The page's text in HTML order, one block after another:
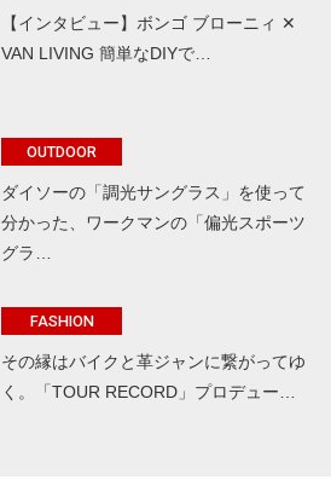
【インタビュー】ボンゴ ブローニィ ✕
VAN LIVING 簡単なDIYで…
OUTDOOR
ダイソーの「調光サングラス」を使って
分かった、ワークマンの「偏光スポーツ
グラ…
FASHION
その縁はバイクと革ジャンに繋がってゆ
く。「TOUR RECORD」プロデュー…